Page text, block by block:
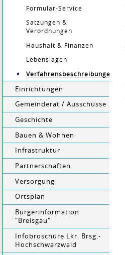
Formular-Service
Satzungen &
Verordnungen
Haushalt & Finanzen
Lebenslagen
Verfahrensbeschreibungen
Einrichtungen
Gemeinderat / Ausschüsse
Geschichte
Bauen & Wohnen
Infrastruktur
Partnerschaften
Versorgung
Ortsplan
Bürgerinformation
"Breisgau"
Infobroschüre Lkr. Brsg.-
Hochschwarzwald